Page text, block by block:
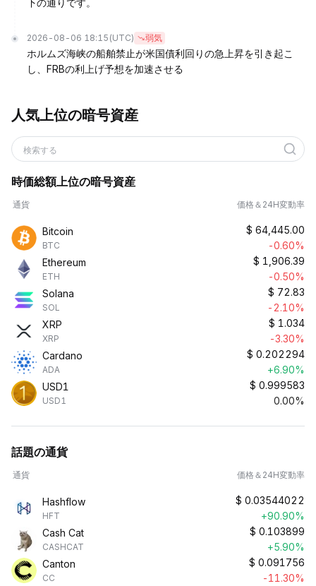
下の通りです。
2026-08-06 18:15 (UTC) 弱気
ホルムズ海峡の船舶禁止が米国債利回りの急上昇を引き起こ
し、FRBの利上げ予想を加速させる
人気上位の暗号資産
検索する
時価総額上位の暗号資産
通貨 価格＆24H変動率
Bitcoin
BTC
$ 64,445.00
-0.60%
Ethereum
ETH
$ 1,906.39
-0.50%
Solana
SOL
$ 72.83
-2.10%
XRP
XRP
$ 1.034
-3.30%
Cardano
ADA
$ 0.202294
+6.90%
USD1
USD1
$ 0.999583
0.00%
話題の通貨
通貨 価格＆24H変動率
Hashflow
HFT
$ 0.03544022
+90.90%
Cash Cat
CASHCAT
$ 0.103899
+5.90%
Canton
CC
$ 0.091756
-11.30%